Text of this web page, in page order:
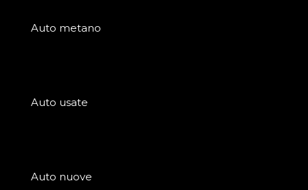
Auto metano
Auto usate
Auto nuove